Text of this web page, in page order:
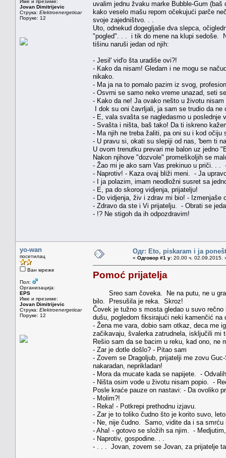
Име и презиме:
Jovan Dimitrijevic
Струка: Elektroenergeticar
Поруке: 12
uvalim jednu žvaku marke Bubble-Gum
kako veselo mašu repom očekujući parče
svoje zajedništvo. . .
Uto, odnekud dogegljaše dva slepca,
"pogled". . . i tik do mene na klupi sedoše.
tišinu naruši jedan od njih:
- Jesil' vid'o šta uradiše ovi?!
- Kako da nisam! Gledam i ne mogu se
nikako.
- Ma ja na to pomalo pazim iz svog,
- Osvrni se samo neko vreme unazad, seti
- Kako da ne! Ja ovako nešto u životu
I dok su oni čavrljali, ja sam se trudio da
- E, vala svašta se nagledasmo u poslednje
- Svašta i ništa, baš tako! Da ti iskreno
- Ma njih ne treba žaliti, pa oni su i kod
- U pravu si, okati su slepiji od nas, 'bem ti
U ovom trenutku prevari me balon uz jedno
Nakon njihove "dozvole" promeškoljih se
- Žao mi je ako sam Vas prekinuo u priči. . .
- Naprotiv! - Kaza ovaj bliži meni. - Ja
- I ja polazim, imam neodložni susret sa
- E, pa do skorog vidjenja, prijatelju!
- Do vidjenja, živ i zdrav mi bio! - Izmenjaše
- Zdravo da ste i Vi prijatelju. - Obrati se
- !? Ne stigoh da ih odpozdravim!
yo-wan
посетилац
Ван мреже
Пол:
Организација:
EPS
Име и презиме:
Jovan Dimitrijevic
Струка: Elektroenergeticar
Поруке: 12
Одг: Eto, piskaram i ja
« Одговор #1 у: 20.00 ч. 02.09.2015.
Pomoć prijatelja
Sreo sam čoveka. Ne na putu, ne u
bilo. Presušila je reka. Skroz!
Čovek je tužno s mosta gledao u suvo
dušu, pogledom fiksirajući neki kamenčić na
- Žena me vara, dobio sam otkaz, deca me
začikavaju, švalerka zatrudnela, isključili
Rešio sam da se bacim u reku, kad ono, ne
- Zar je dotle došlo? - Pitao sam
- Zovem se Dragoljub, prijatelji me zovu
nakaradan, neprikladan!
- Mora da mucate kada se napijete. -
- Ništa osim vode u životu nisam popio. -
Posle kraće pauze on nastavi: - Da ovoliko
- Molim?!
- Reka! - Potkrepi prethodnu izjavu.
- Zar je to toliko čudno što je korito suvo,
- Ne, nije čudno. Samo, vidite da i sa smrću
- Aha! - gotovo se složih sa njim. -
- Naprotiv, gospodine. . .
- . . . Jovan, zovem se Jovan, za prijatelje